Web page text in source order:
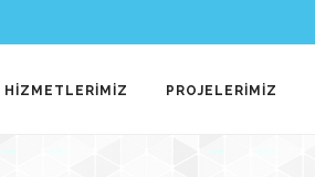
HİZMETLERİMİZ PROJELERİMİZ